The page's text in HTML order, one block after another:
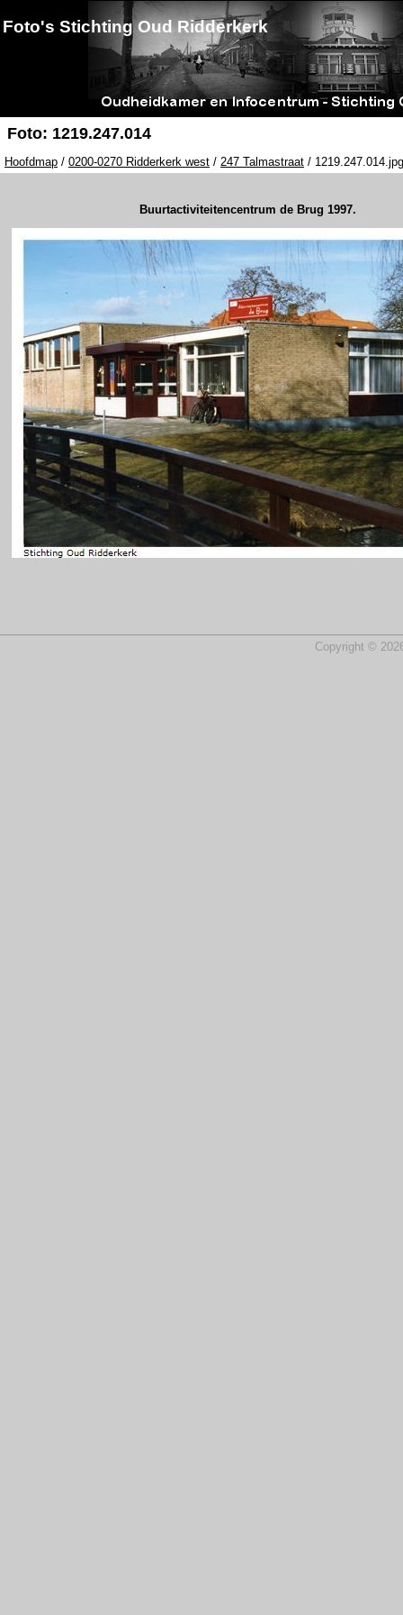
Foto's Stichting Oud Ridderkerk
Foto: 1219.247.014
Hoofdmap / 0200-0270 Ridderkerk west / 247 Talmastraat / 1219.247.014.jpg
Buurtactiviteitencentrum de Brug 1997.
Copyright ©